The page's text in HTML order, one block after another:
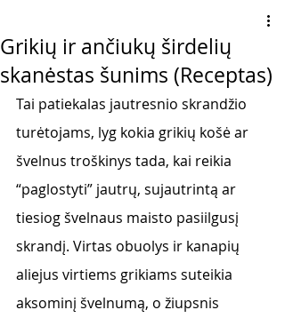
Grikių ir ančiukų širdelių
skanėstas šunims (Receptas)
Tai patiekalas jautresnio skrandžio
turėtojams, lyg kokia grikių košė ar
švelnus troškinys tada, kai reikia
“paglostyti” jautrų, sujautrintą ar
tiesiog švelnaus maisto pasiilgusį
skrandį. Virtas obuolys ir kanapių
aliejus virtiems grikiams suteikia
aksominį švelnumą, o žiupsnis